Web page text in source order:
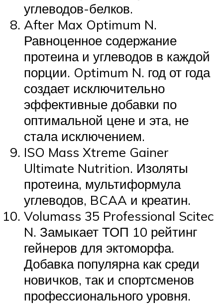
углеводов-белков.
After Max Optimum N.
Равноценное содержание
протеина и углеводов в каждой
порции. Optimum N. год от года
создает исключительно
эффективные добавки по
оптимальной цене и эта, не
стала исключением.
ISO Mass Xtreme Gainer
Ultimate Nutrition. Изоляты
протеина, мультиформула
углеводов, BCAA и креатин.
Volumass 35 Professional Scitec
N. Замыкает ТОП 10 рейтинг
гейнеров для эктоморфа.
Добавка популярна как среди
новичков, так и спортсменов
профессионального уровня.